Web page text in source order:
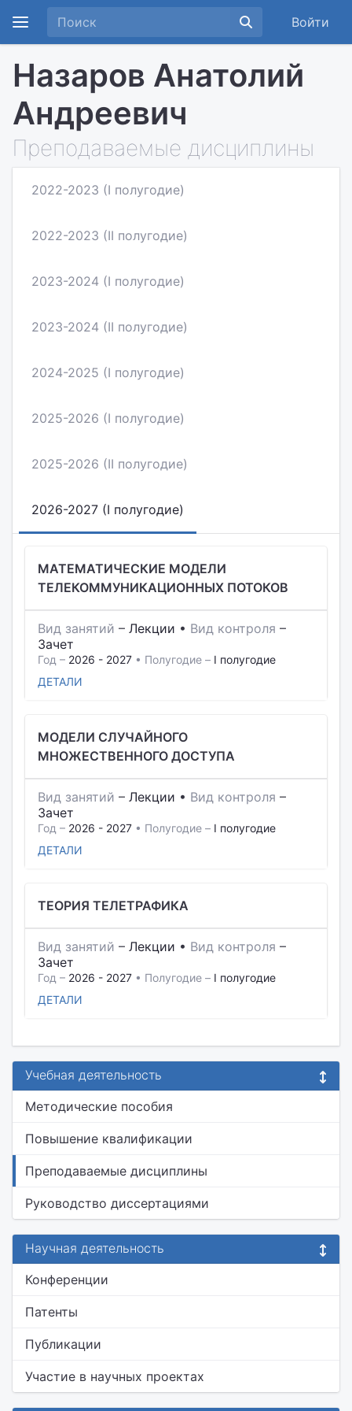
Войти
Назаров Анатолий
Андреевич
Преподаваемые дисциплины
2022-2023 (I полугодие)
2022-2023 (II полугодие)
2023-2024 (I полугодие)
2023-2024 (II полугодие)
2024-2025 (I полугодие)
2025-2026 (I полугодие)
2025-2026 (II полугодие)
2026-2027 (I полугодие)
МАТЕМАТИЧЕСКИЕ МОДЕЛИ
ТЕЛЕКОММУНИКАЦИОННЫХ ПОТОКОВ
Вид занятий – Лекции • Вид контроля –
Зачет
Год – 2026 - 2027 • Полугодие – I полугодие
ДЕТАЛИ
МОДЕЛИ СЛУЧАЙНОГО
МНОЖЕСТВЕННОГО ДОСТУПА
Вид занятий – Лекции • Вид контроля –
Зачет
Год – 2026 - 2027 • Полугодие – I полугодие
ДЕТАЛИ
ТЕОРИЯ ТЕЛЕТРАФИКА
Вид занятий – Лекции • Вид контроля –
Зачет
Год – 2026 - 2027 • Полугодие – I полугодие
ДЕТАЛИ
Учебная деятельность
Методические пособия
Повышение квалификации
Преподаваемые дисциплины
Руководство диссертациями
Научная деятельность
Конференции
Патенты
Публикации
Участие в научных проектах